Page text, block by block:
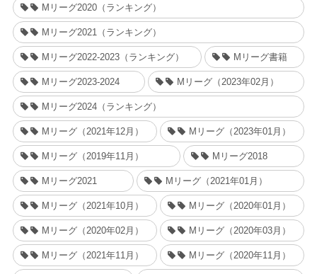
Mリーグ2020（ランキング）
Mリーグ2021（ランキング）
Mリーグ2022-2023（ランキング） Mリーグ書籍
Mリーグ2023-2024 Mリーグ（2023年02月）
Mリーグ2024（ランキング）
Mリーグ（2021年12月） Mリーグ（2023年01月）
Mリーグ（2019年11月） Mリーグ2018
Mリーグ2021 Mリーグ（2021年01月）
Mリーグ（2021年10月） Mリーグ（2020年01月）
Mリーグ（2020年02月） Mリーグ（2020年03月）
Mリーグ（2021年11月） Mリーグ（2020年11月）